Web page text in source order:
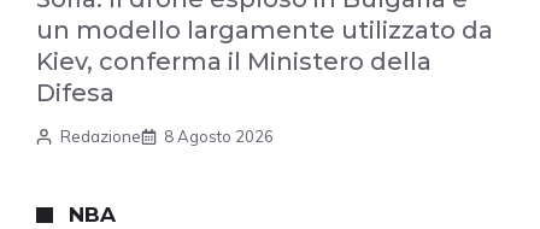
un modello largamente utilizzato da
Kiev, conferma il Ministero della
Difesa
Redazione 8 Agosto 2026
NBA